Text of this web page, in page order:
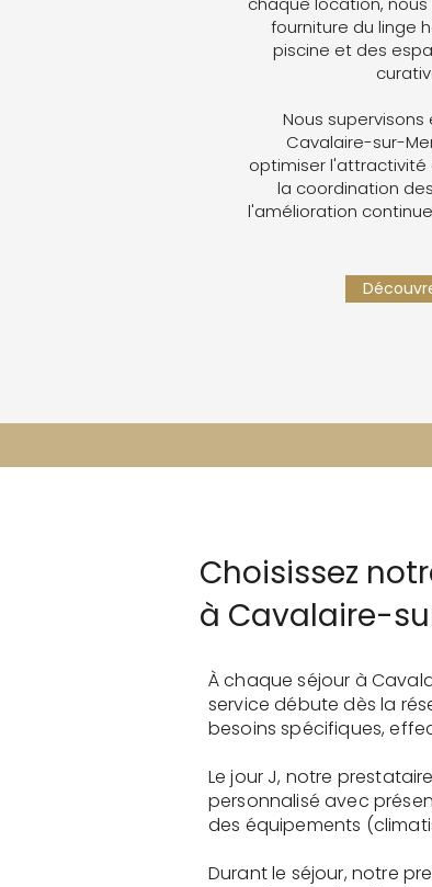
fourniture du linge
piscine et des
Nous
Cavalaire-sur-
optimiser l'attractivité
la coordination
l'amélioration
Choisissez
à Cavalaire-
À chaque séjour à
service débute dès la
besoins spécifiques,
Le jour J, notre
personnalisé avec
des équipements
Durant le séjour, notre